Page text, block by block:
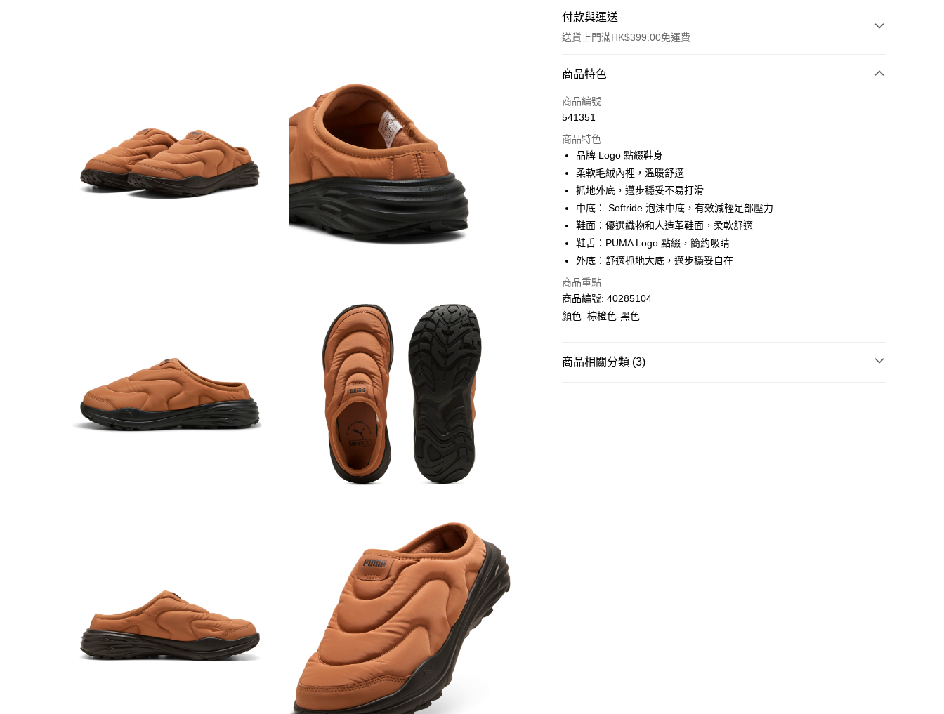
付款與運送
送貨上門滿HK$399.00免運費
付款方式
信用卡
相關說明
Alipay, PayMe, WeChat Pay, UnionPay, FPS
送貨方式
單筆訂單淨值滿$399可享免運費優惠
每筆HK$30.00，滿HK$399.00或以上免運費
滿$599可享澳門免運費優惠
商品特色
商品編號
541351
商品特色
品牌 Logo 點綴鞋身
柔軟毛絨內裡，溫暖舒適
抓地外底，邁步穩妥不易打滑
中底： Softride 泡沫中底，有效減輕足部壓力
鞋面：優選織物和人造革鞋面，柔軟舒適
鞋舌：PUMA Logo 點綴，簡約吸睛
外底：舒適抓地大底，邁步穩妥自在
商品重點
商品編號: 40285104
顏色: 棕橙色-黑色
商品相關分類 (3)